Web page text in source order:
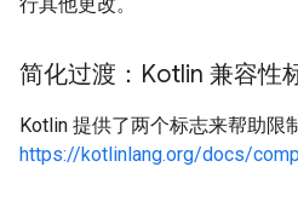
简化过渡：Kotlin 兼容性
Kotlin 提供了两个标志来帮助限
https://kotlinlang.org/docs/